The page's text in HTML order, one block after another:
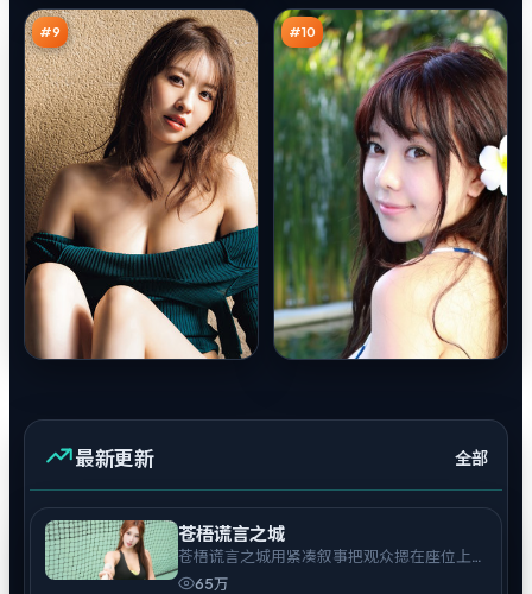
#9 #10
最新更新 全部
苍梧谎言之城
苍梧谎言之城用紧凑叙事把观众摁在座位上，
适合一口气追完。
65万